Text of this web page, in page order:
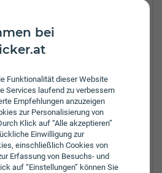
bei
Funktionalität dieser Website
Services laufend zu verbessern
Empfehlungen anzuzeigen
zur Personalisierung von
Klick auf “Alle akzeptieren”
Einwilligung zur
einschließlich Cookies von
Erfassung von Besuchs- und
auf “Einstellungen” können Sie